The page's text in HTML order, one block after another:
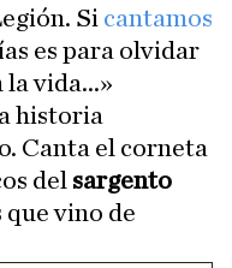
Si cantamos
es para olvidar
la vida...»
historia
Canta el corneta
del sargento
que vino de